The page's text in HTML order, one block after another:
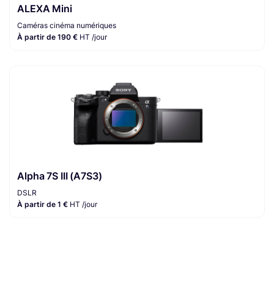
ALEXA Mini
Caméras cinéma numériques
À partir de 190 € HT /jour
Alpha 7S III (A7S3)
DSLR
À partir de 1 € HT /jour